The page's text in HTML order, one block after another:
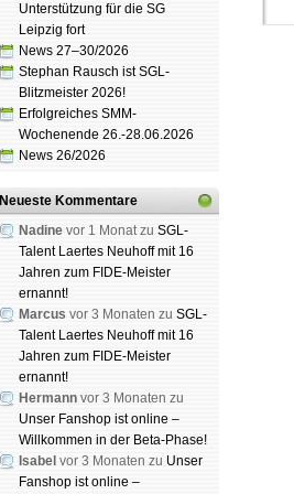
Unterstützung für die SG
Leipzig fort
News 27–30/2026
Stephan Rausch ist SGL-
Blitzmeister 2026!
Erfolgreiches SMM-
Wochenende 26.-28.06.2026
News 26/2026
Neueste Kommentare
Nadine vor 1 Monat zu SGL-
Talent Laertes Neuhoff mit 16
Jahren zum FIDE-Meister
ernannt!
Marcus vor 3 Monaten zu SGL-
Talent Laertes Neuhoff mit 16
Jahren zum FIDE-Meister
ernannt!
Hermann vor 3 Monaten zu
Unser Fanshop ist online –
Willkommen in der Beta-Phase!
Isabel vor 3 Monaten zu Unser
Fanshop ist online –